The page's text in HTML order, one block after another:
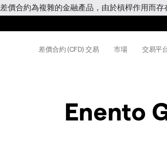
差價合約為複雜的金融產品，由於槓桿作用而
差價合約 (CFD) 交易 市場 交易平
Enento